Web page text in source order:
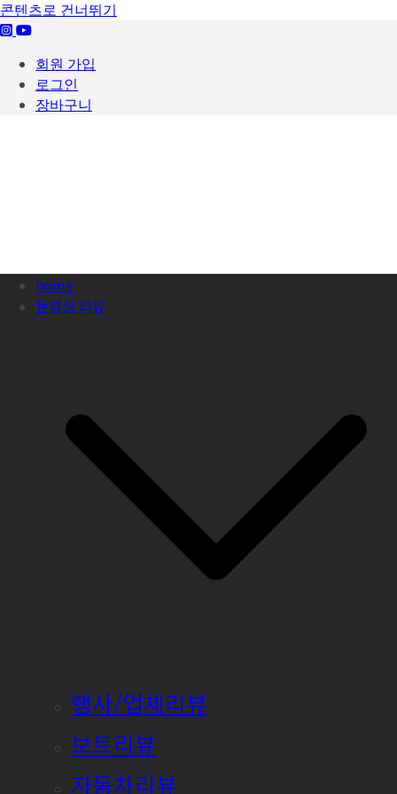
콘텐츠로 건너뛰기
회원 가입
로그인
장바구니
home
동영상 리뷰
행사/업체리뷰
보트리뷰
자동차리뷰